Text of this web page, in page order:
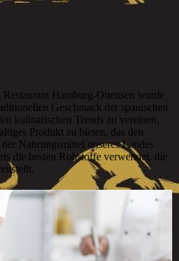
Hamburg-Ottensen wurde
Geschmack der spanischen
kulinarischen Trends zu vereinen,
Produkt zu bieten, das den
Nahrungsmittel unseres Landes
die besten Rohstoffe verwendet, die